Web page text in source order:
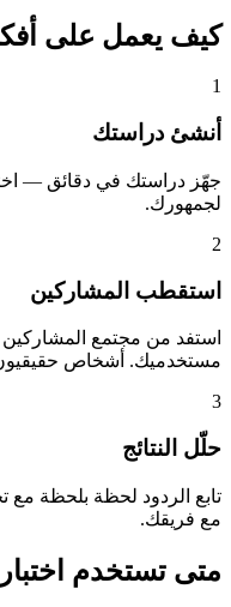
كيف يعمل على
1
أنشئ دراستك
جهّز دراستك في دقائق —
لجمهورك.
2
استقطب المشاركين
استفد من مجتمع
مستخدميك. أشخاص
3
حلّل النتائج
تابع الردود لحظة بلحظة مع
مع فريقك.
متى تستخدم